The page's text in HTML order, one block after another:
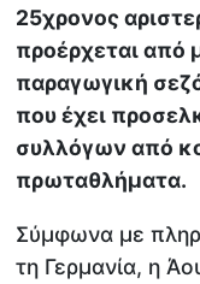
25χρονος
προέρχεται από
παραγωγική
που έχει
συλλόγων από
πρωταθλήματα.
Σύμφωνα με
τη Γερμανία, η